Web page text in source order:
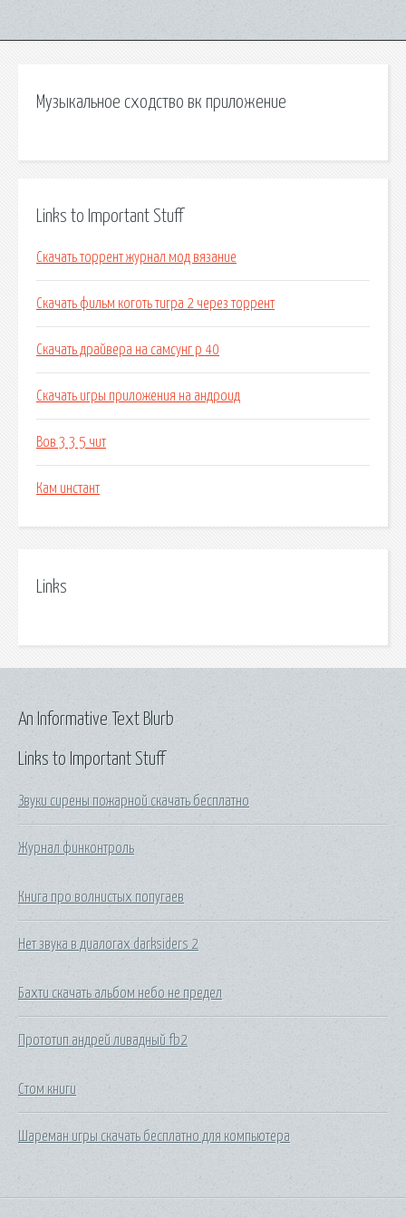
Музыкальное сходство вк приложение
Links to Important Stuff
Скачать торрент журнал мод вязание
Скачать фильм коготь тигра 2 через торрент
Скачать драйвера на самсунг р 40
Скачать игры приложения на андроид
Вов 3 3 5 чит
Кам инстант
Links
Links to Important Stuff
Звуки сирены пожарной скачать бесплатно
Журнал финконтроль
Книга про волнистых попугаев
Нет звука в диалогах darksiders 2
Бахти скачать альбом небо не предел
Прототип андрей ливадный fb2
Стом книги
Шареман игры скачать бесплатно для компьютера
An Informative Text Blurb